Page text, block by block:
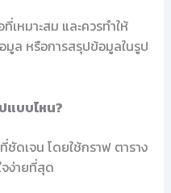
เหมาะสม และควรทำให้
มูล หรือการสรุปข้อมูลในรูป
แบบไหน?
ดเจน โดยใช้กราฟ ตาราง
จง่ายที่สุด